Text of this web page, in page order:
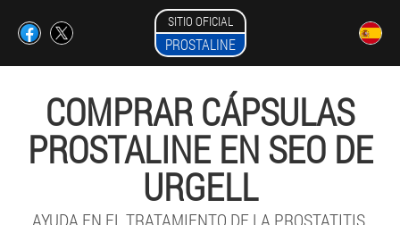
SITIO OFICIAL
PROSTALINE
COMPRAR CÁPSULAS
PROSTALINE EN SEO DE
URGELL
AYUDA EN EL TRATAMIENTO DE LA PROSTATITIS.